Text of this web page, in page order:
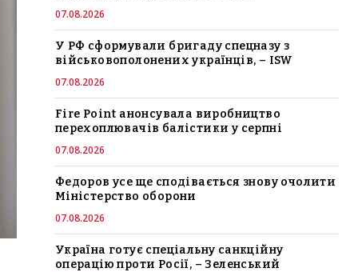
07.08.2026
У РФ сформували бригаду спецназу з
військовополонених українців, – ISW
07.08.2026
Fire Point анонсувала виробництво
перехоплювачів балістики у серпні
07.08.2026
Федоров усе ще сподівається знову очолити
Міністерство оборони
07.08.2026
Україна готує спеціальну санкційну
операцію проти Росії, – Зеленський